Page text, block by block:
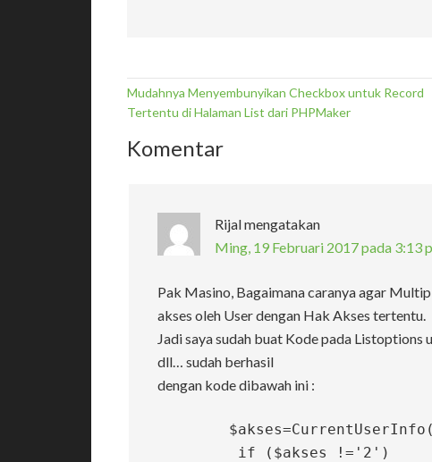
Mudahnya Menyembunyikan Checkbox untuk Record
Tertentu di Halaman List dari PHPMaker
Komentar
Rijalmengatakan
Ming, 19 Februari 2017 pada 3:13
Pak Masino, Bagaimana caranya agar
akses oleh User dengan Hak Akses tertentu.
Jadi saya sudah buat Kode pada
dll… sudah berhasil
dengan kode dibawah ini :